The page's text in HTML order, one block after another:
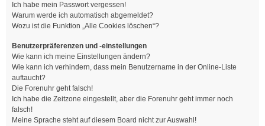
Ich habe mein Passwort vergessen!
Warum werde ich automatisch abgemeldet?
Wozu ist die Funktion „Alle Cookies löschen“?
Benutzerpräferenzen und -einstellungen
Wie kann ich meine Einstellungen ändern?
Wie kann ich verhindern, dass mein Benutzername in der Online-Liste
auftaucht?
Die Forenuhr geht falsch!
Ich habe die Zeitzone eingestellt, aber die Forenuhr geht immer noch
falsch!
Meine Sprache steht auf diesem Board nicht zur Auswahl!